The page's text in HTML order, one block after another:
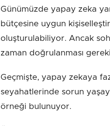
Günümüzde yapay zeka
bütçesine uygun
oluşturulabiliyor. Ancak
zaman doğrulanması
Geçmişte, yapay zekaya
seyahatlerinde sorun
örneği bulunuyor.